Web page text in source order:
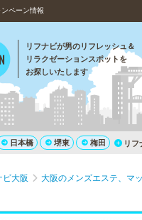
ペーン情報
リフナビが男のリフレッシュ＆
リラクゼーションスポットを
お探しいたします
日本橋 堺東 梅田 リ
ビ大阪 大阪のメンズエステ、マ